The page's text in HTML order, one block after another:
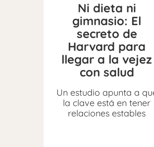
Ni dieta ni
gimnasio: El
secreto de
Harvard para
llegar a la vejez
con salud
Un estudio apunta a
la clave está en tener
relaciones estables